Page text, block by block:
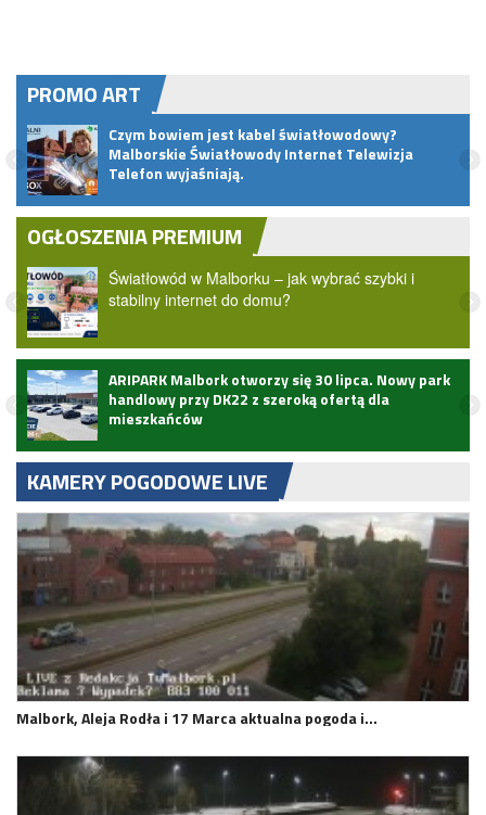
PROMO ART
Czym bowiem jest kabel światłowodowy?
Malborskie Światłowody Internet Telewizja
Telefon wyjaśniają.
OGŁOSZENIA PREMIUM
Światłowód w Malborku – jak wybrać szybki i
stabilny internet do domu?
ARIPARK Malbork otworzy się 30 lipca. Nowy park
handlowy przy DK22 z szeroką ofertą dla
mieszkańców
KAMERY POGODOWE LIVE
Malbork, Aleja Rodła i 17 Marca aktualna pogoda i…